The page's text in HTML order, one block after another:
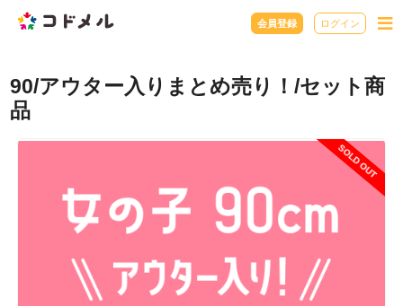
会員登録 ログイン
90/アウター入りまとめ売り！/セット商
品
SOLD OUT